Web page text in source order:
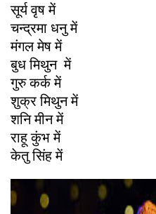
सूर्य वृष में
चन्द्रमा धनु में
मंगल मेष में
बुध मिथुन में
गुरु कर्क में
शुक्र मिथुन में
शनि मीन में
राहू कुंभ में
केतु सिंह में